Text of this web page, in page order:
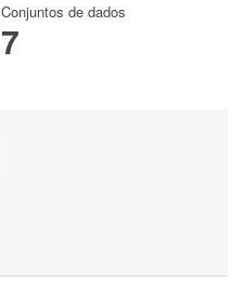
Conjuntos de dados
7